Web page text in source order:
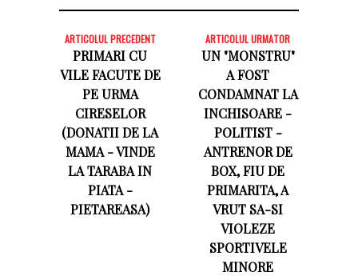
ARTICOLUL PRECEDENT
PRIMARI CU
VILE FACUTE DE
PE URMA
CIRESELOR
(DONATII DE LA
MAMA - VINDE
LA TARABA IN
PIATA -
PIETAREASA)
ARTICOLUL URMATOR
UN "MONSTRU"
A FOST
CONDAMNAT LA
INCHISOARE -
POLITIST -
ANTRENOR DE
BOX, FIU DE
PRIMARITA, A
VRUT SA-SI
VIOLEZE
SPORTIVELE
MINORE